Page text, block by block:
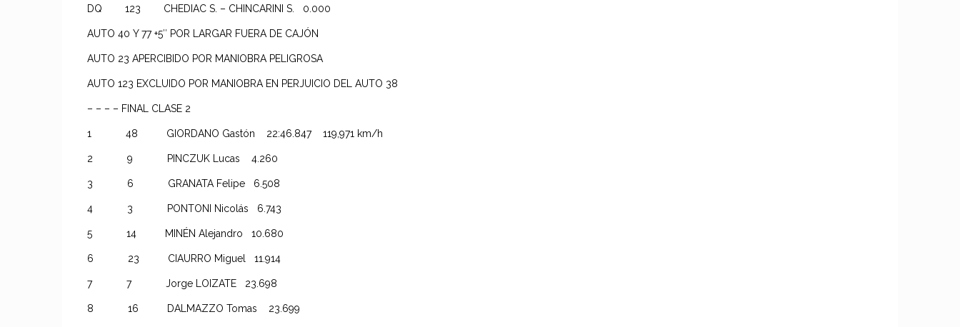
DQ 123 CHEDIAC S. – CHINCARINI S. 0.000
AUTO 40 Y 77 +5″ POR LARGAR FUERA DE CAJÓN
AUTO 23 APERCIBIDO POR MANIOBRA PELIGROSA
AUTO 123 EXCLUIDO POR MANIOBRA EN PERJUICIO DEL AUTO 38
– – – – FINAL CLASE 2
1 48 GIORDANO Gastón 22:46.847 119,971 km/h
2 9 PINCZUK Lucas 4.260
3 6 GRANATA Felipe 6.508
4 3 PONTONI Nicolás 6.743
5 14 MINÉN Alejandro 10.680
6 23 CIAURRO Miguel 11.914
7 7 Jorge LOIZATE 23.698
8 16 DALMAZZO Tomas 23.699